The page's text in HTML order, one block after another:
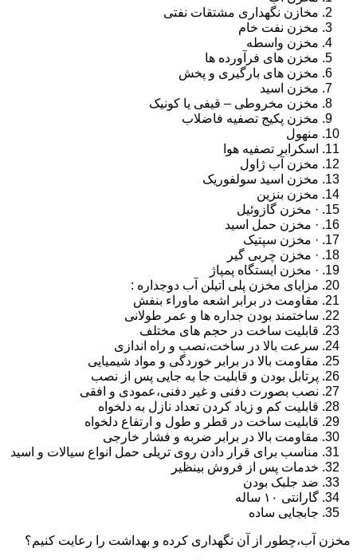
مخازن نگهداری مشتقات نفتی
مخزن نفت خام
مخزن واسطه
مخزن های فرآورده ها
مخزن های بارگیری و پخش
مخزن اسید
مخزن مخروطی – قیفی یا کونیک
مخزن پکیج تصفیه فاضلاب
منهول
اسکرابر تصفیه هوا
مخزن آب ژاول
مخزن اسید سولفوریک
مخزن بنزین
· مخزن گازوئیل
· مخزن حمل اسید
· مخزن سپتیک
· مخزن چربی گیر
· مخزن ایستگاه پمپاژ
مزایای مخزن پلی اتیلن آب دوجداره :
مقاومت در برابر اشعه ماوراء بنفش
ساختمند بودن جداره ها و عمر طولانی
قابلیت ساخت در حجم های مختلف
سرعت بالا در ساخت،نصب و راه اندازی
مقاومت بالا در برابر خوردگی و مواد شیمیایی
پرتابل بودن و قابلیت جا به جایی پس از نصب
نصب بصورت دفنی و غیر دفنی،عمودی و افقی
قابلیت کم و زیاد کردن تعداد نازل به دلخواه
قابلیت ساخت در قطر و طول و ارتفاع دلخواه
مقاومت بالا در برابر ضربه و فشار خارجی
مناسب برای قرار دادن روی تریلی حمل انواع سیالات و اسید
خدمات پس از فروش بینظیر
ضد جلبک بودن
گارانتی ۱۰ ساله
جابجایی ساده
مخزن آب،چطور از آن نگهداری کرده و بهداشت را رعایت کنیم؟